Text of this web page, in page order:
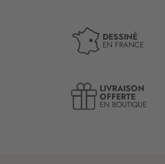
DESSINÉ
EN FRANCE
LIVRAISON
OFFERTE
EN BOUTIQUE